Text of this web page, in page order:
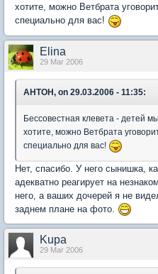
хотите, можно Ветбрата
специально для вас!
Elina
29 Mar 2006
AHTOH, on 29.03.2006 - 11:35:
Бессовестная клевета - детей
хотите, можно Ветбрата
специально для вас!
Нет, спасибо. У него сынишка,
адекватно реагирует на
него, а ваших дочерей я не
заднем плане на фото.
Kupa
29 Mar 2006